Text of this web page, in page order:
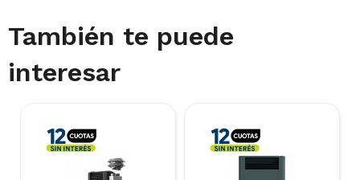
También te puede
interesar